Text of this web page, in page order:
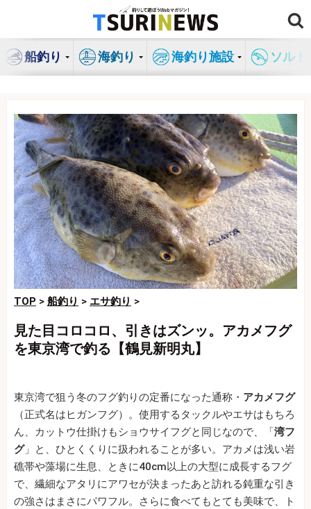
ン
船釣り 海釣り 海釣り施設 ソル
TOP > 船釣り > エサ釣り >
見た目コロコロ、引きはズンッ。アカメフグ
を東京湾で釣る【鶴見新明丸】
東京湾で狙う冬のフグ釣りの定番になった通称・ アカメフグ
（正式名はヒガンフグ）。使用するタックルやエサはもちろ
ん、カットウ仕掛けもショウサイフグと同じなので、「 湾フ
グ」と、ひとくくりに扱われることが多い。アカメは浅い岩
礁帯や藻場に生息、ときに40cm以上の大型に成長するフグ
で、繊細なアタリにアワセが決まったあと訪れる鈍重な引き
の強さはまさにパワフル。さらに食べてもとても美味で、ト